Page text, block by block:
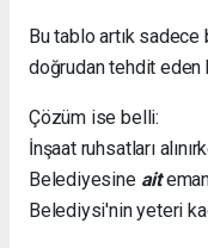
Bu tablo artık
doğrudan tehdit eden
Çözüm ise belli:
İnşaat ruhsatları
Belediyesine ait
Belediysi'nin yeteri